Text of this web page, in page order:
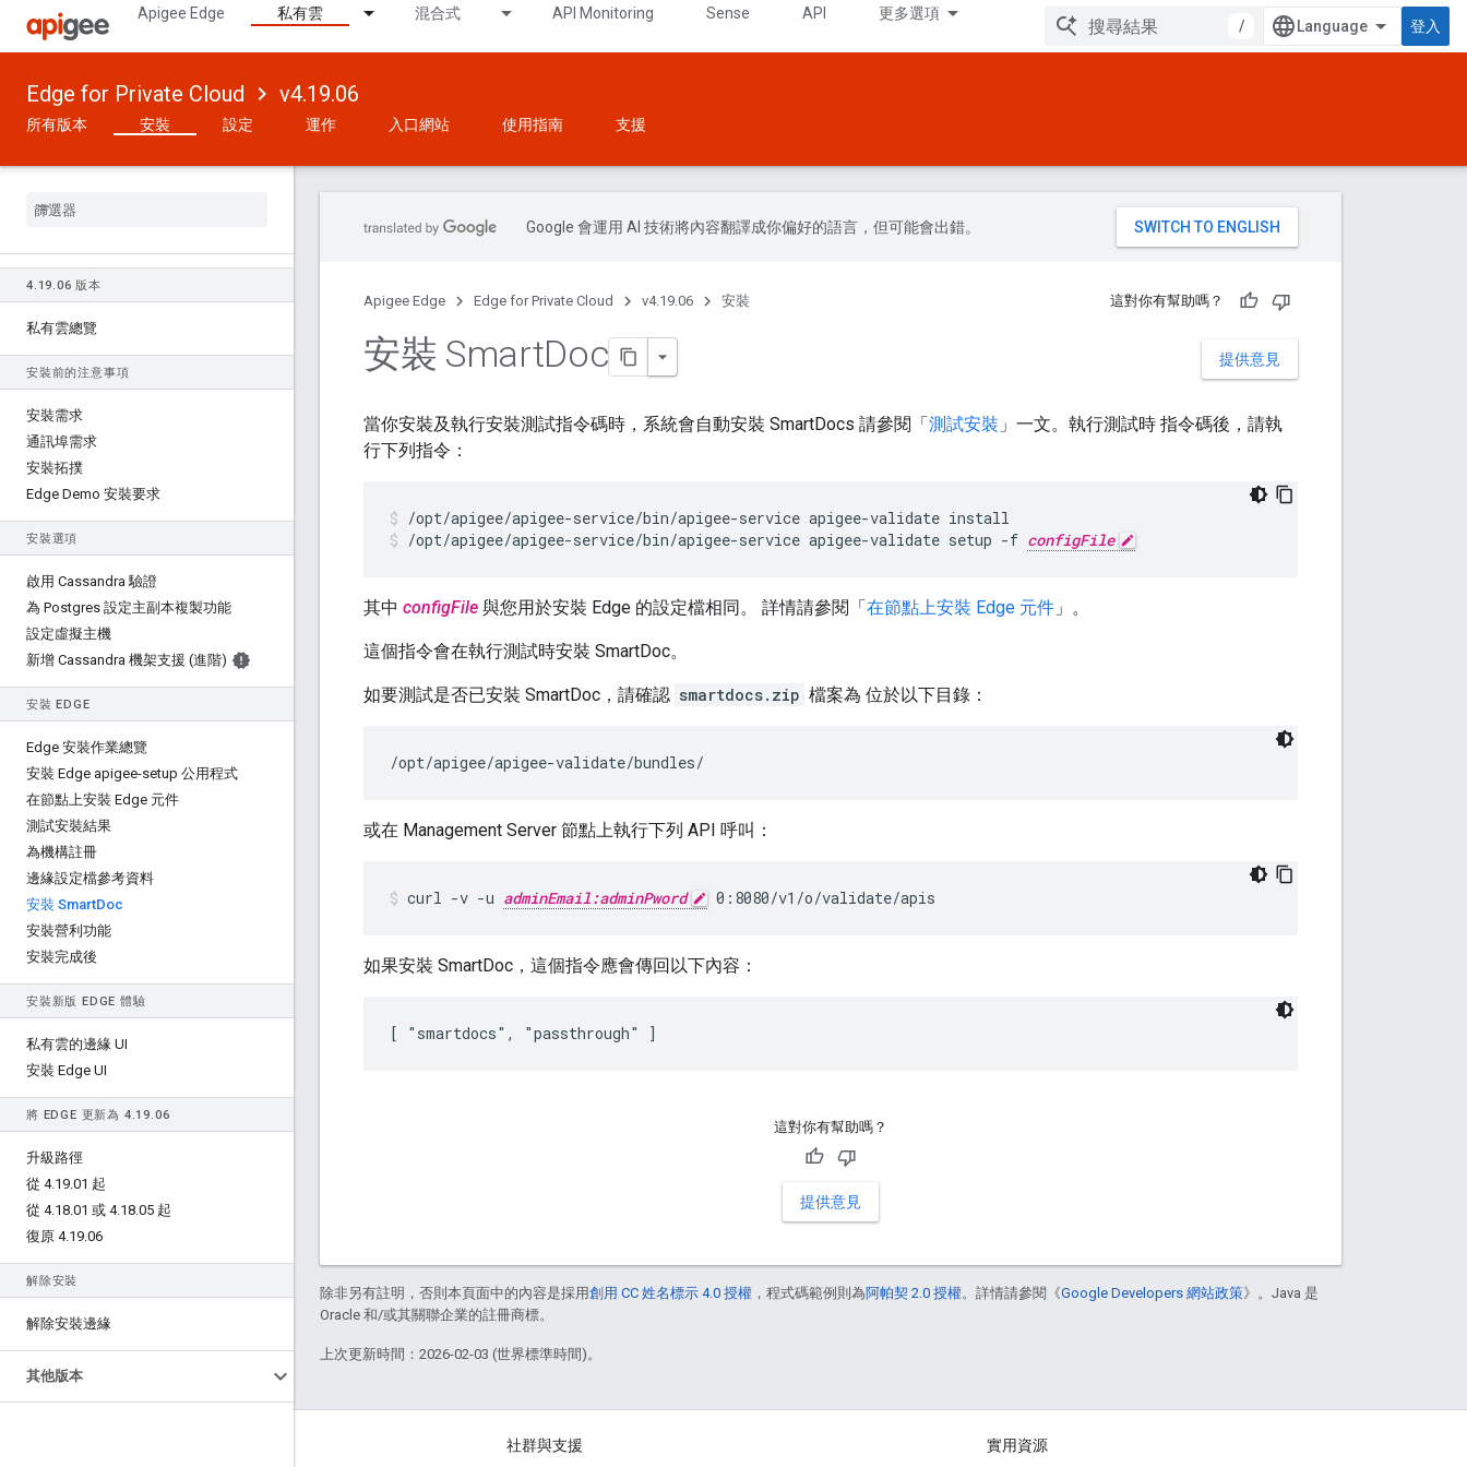
Apigee Edge 私有雲 混合式 API Monitoring Sense API 更多選項
/ 登入
Edge for Private Cloud v4.19.06
所有版本 安裝 設定 運作 入口網站 使用指南 支援
4.19.06 版本
私有雲總覽
安裝前的注意事項
安裝需求
通訊埠需求
安裝拓撲
Edge Demo 安裝要求
安裝選項
啟用 Cassandra 驗證
為 Postgres 設定主副本複製功能
設定虛擬主機
新增 Cassandra 機架支援 (進階)
安裝 EDGE
Edge 安裝作業總覽
安裝 Edge apigee-setup 公用程式
在節點上安裝 Edge 元件
測試安裝結果
為機構註冊
邊緣設定檔參考資料
安裝 SmartDoc
安裝營利功能
安裝完成後
安裝新版 EDGE 體驗
私有雲的邊緣 UI
安裝 Edge UI
將 EDGE 更新為 4.19.06
升級路徑
從 4.19.01 起
從 4.18.01 或 4.18.05 起
復原 4.19.06
解除安裝
解除安裝邊緣
其他版本
Google 會運用 AI 技術將內容翻譯成你偏好的語言，但可能會出錯。
Apigee Edge Edge for Private Cloud v4.19.06 安裝 這對你有幫助嗎？
提供意見
安裝 SmartDoc
當你安裝及執行安裝測試指令碼時，系統會自動安裝 SmartDocs 請參閱「測試安裝 」一文。執行測試時 指令碼後，請執
行下列指令：
/opt/apigee/apigee-service/bin/apigee-service apigee-validate setup -f configFile
其中 configFile 與您用於安裝 Edge 的設定檔相同。 詳情請參閱「在節點上安裝 Edge 元件 」。
這個指令會在執行測試時安裝 SmartDoc。
如要測試是否已安裝 SmartDoc，請確認 smartdocs.zip 檔案為 位於以下目錄：
/opt/apigee/apigee-validate/bundles/
或在 Management Server 節點上執行下列 API 呼叫：
curl -v -u adminEmail:adminPword 0:8080/v1/o/validate/apis
如果安裝 SmartDoc，這個指令應會傳回以下內容：
[ "smartdocs", "passthrough" ]
這對你有幫助嗎？
提供意見
除非另有註明，否則本頁面中的內容是採用創用 CC 姓名標示 4.0 授權 ，程式碼範例則為阿帕契 2.0 授權。詳情請參閱《Google Developers 網站政策》。Java 是
Oracle 和/或其關聯企業的註冊商標。
上次更新時間：2026-02-03 (世界標準時間)。
社群與支援 實用資源